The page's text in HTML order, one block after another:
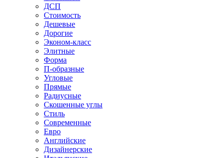
ДСП
Стоимость
Дешевые
Дорогие
Эконом-класс
Элитные
Форма
П-образные
Угловые
Прямые
Радиусные
Скошенные углы
Стиль
Современные
Евро
Английские
Дизайнерские